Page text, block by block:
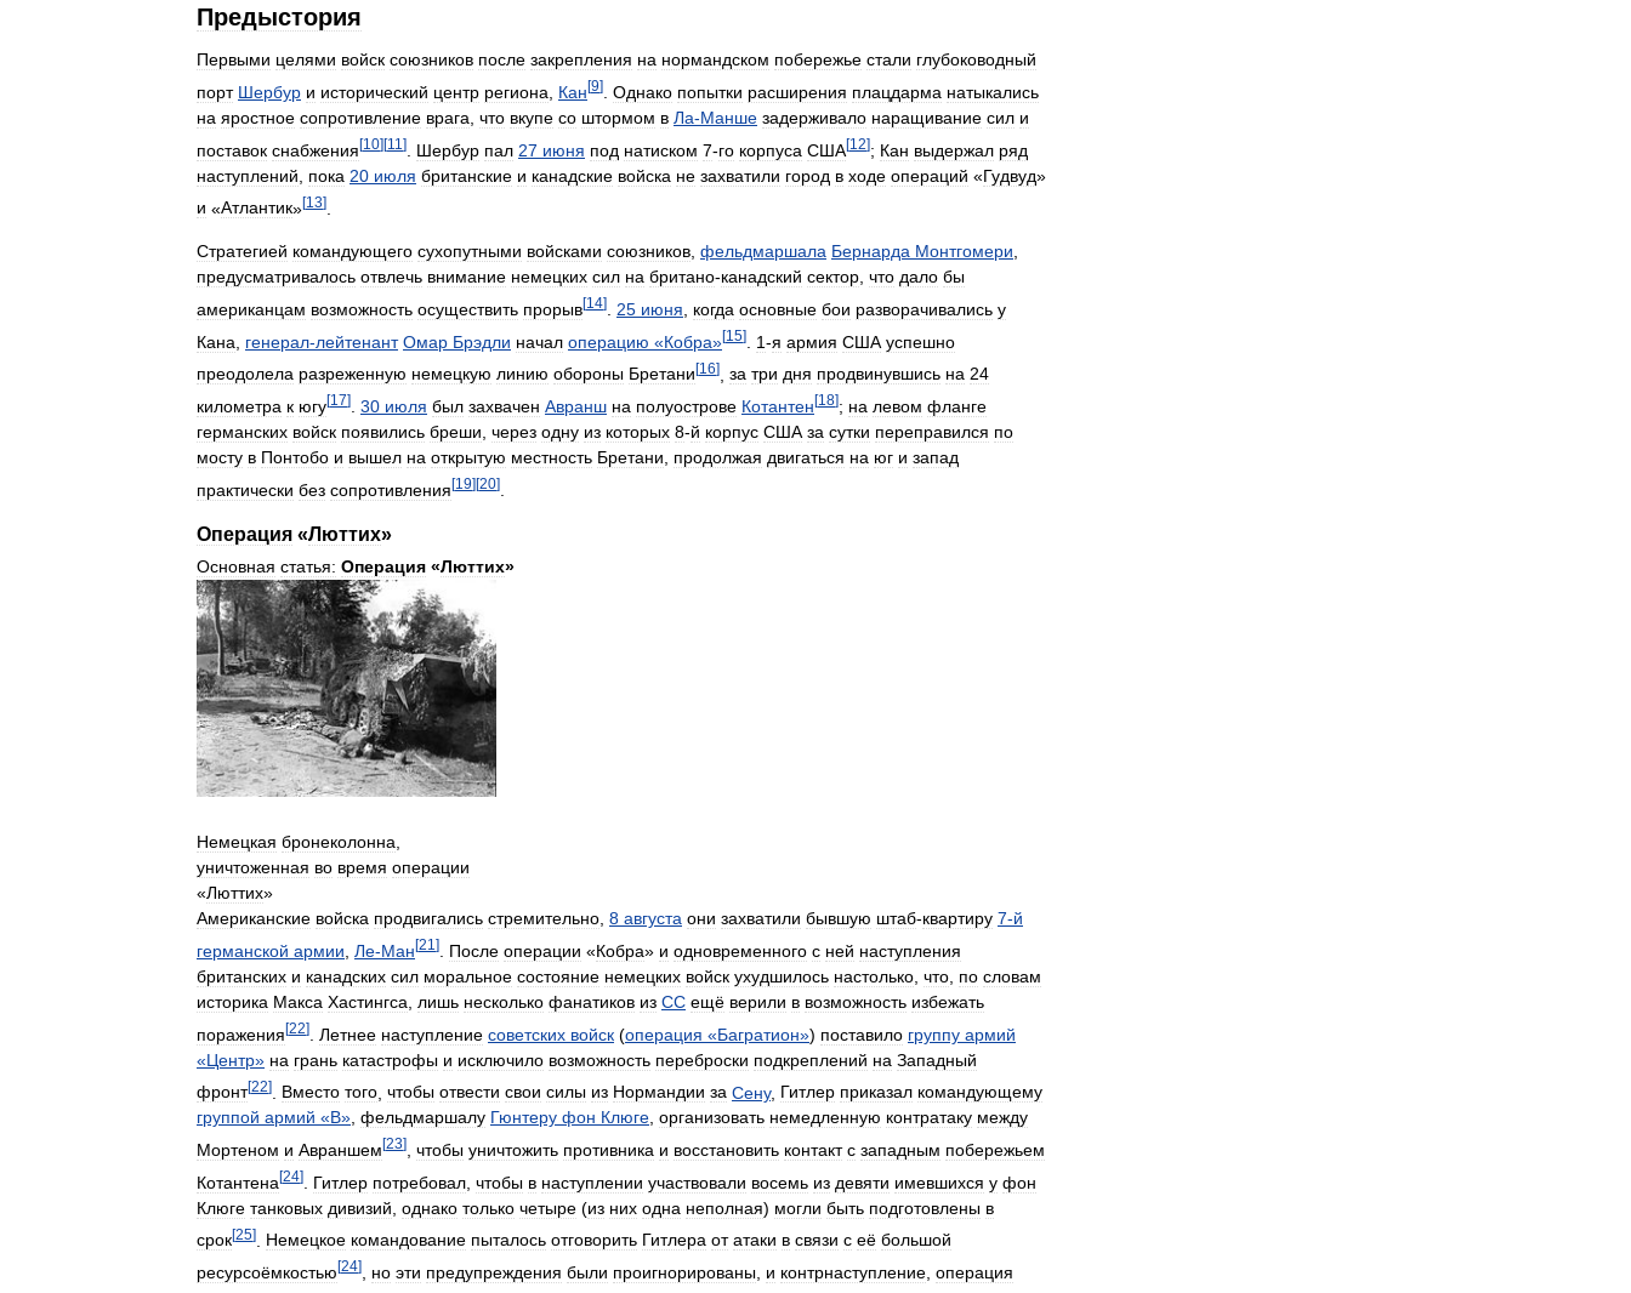
Предыстория
Первыми целями войск союзников после закрепления на нормандском побережье стали глубоководный
порт Шербур и исторический центр региона Кан [9] Однако попытки расширения плацдарма натыкались
на яростное сопротивление врага что вкупе со штормом в Ла-Манше задерживало наращивание сил и
поставок снабжения[10][11 ] Шербур пал 27 июня под натиском 7-го корпуса США[12]; Кан выдержал ряд
наступлений
пока 20 июля британские и канадские войска не захватили город в ходе операций «Гудвуд»
и «Атлантик»[13]
Стратегией командующего сухопутными войсками союзников, фельдмаршала Бернарда Монтгомери,
предусматривалось отвлечь внимание немецких сил на британо-канадский сектор, что дало бы
американцам возможность осуществить прорыв[14] 25 июня когда основные бои разворачивались у
Кана
генерал-лейтенант Омар Брэдли начал операцию «Кобра»[15] 1-я армия США успешно
преодолела разреженную немецкую линию обороны Бретани[16] за три дня продвинувшись на 24
километра к югу[17] 30 июля был захвачен Авранш на полуострове Котантен [18]; на левом фланге
германских войск появились бреши через одну из которых 8-й корпус США за сутки переправился по
мосту в Понтобо и вышел на открытую местность Бретани продолжая двигаться на юг и запад
практически без сопротивления[19][20]
Операция «Люттих»
Основная статья: Операция «Люттих»
Немецкая бронеколонна,
уничтоженная во время операции
«Люттих»
Американские войска продвигались стремительно, 8 августа они захватили бывшую штаб-квартиру 7-й
германской армии Ле-Ман [21 ] После операции «Кобра» и одновременного с ней наступления
британских и канадских сил моральное состояние немецких войск ухудшилось настолько что по словам
историка Макса Хастингса лишь несколько фанатиков из СС ещё верили в возможность избежать
поражения[22] Летнее наступление советских войск (операция «Багратион») поставило группу армий
«Центр» на грань катастрофы и исключило возможность переброски подкреплений на Западный
фронт[22] Вместо того чтобы отвести свои силы из Нормандии за Сену, Гитлер приказал командующему
группой армий «B», фельдмаршалу Гюнтеру фон Клюге, организовать немедленную контратаку между
Мортеном и Авраншем [23] чтобы уничтожить противника и восстановить контакт с западным побережьем
Котантена[24] Гитлер потребовал чтобы в наступлении участвовали восемь из девяти имевшихся у фон
Клюге танковых дивизий однако только четыре (из них одна неполная) могли быть подготовлены в
срок[25] Немецкое командование пыталось отговорить Гитлера от атаки в связи с её большой
ресурсоёмкостью [24] но эти предупреждения были проигнорированы и контрнаступление операция